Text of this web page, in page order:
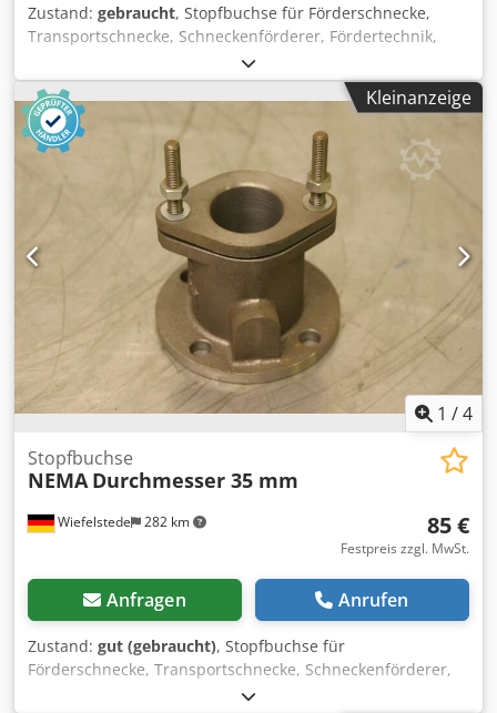
Zustand: gebraucht, Stopfbuchse für Förderschnecke,
Transportschnecke, Schneckenförderer, Fördertechnik,
Rohrförderschnecke, Trocknungsschnecke, Kühlschnecke,
Külrohrschnecke, Heizschnecke, Heizrohrschnecke,
Schneckenwämetauscher -Stopfbuchse: für Ø 115 mm
Welle -für: Stopfbuchsenband -Anzahl: 5x Stopfbuchsen
vorhanden -Preis: pro Stück -Abmessungen: 220/220/H130
mm Dodpfocgc Uvjx Af Dock -Gewicht: 7,5 kg
Kleinanzeige
1 /4
Wiefelstede 282 km
Stopfbuchse
NEMA Durchmesser 35 mm
85 €
Festpreis zzgl. MwSt.
Anfragen Anrufen
Zustand: gut (gebraucht), Stopfbuchse für
Förderschnecke, Transportschnecke, Schneckenförderer,
Fördertechnik, Rohrförderschnecke, Trocknungsschnecke,